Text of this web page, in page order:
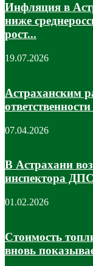
Инфляция в
ниже
рост...
19.07.2026
Астраханским
07.04.2026
В Астрахани
инспектора ДПС
01.02.2026
Стоимость
вновь